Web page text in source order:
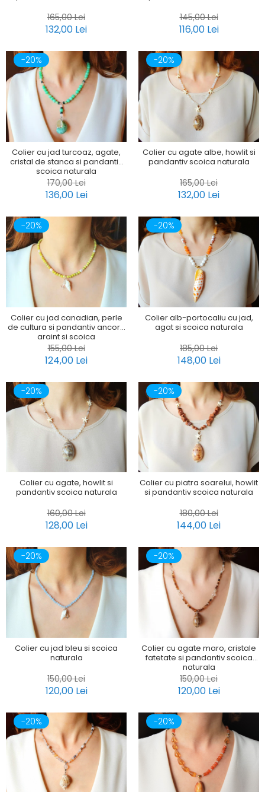
165,00 Lei
132,00 Lei
145,00 Lei
116,00 Lei
-20%
Colier cu jad turcoaz, agate,
cristal de stanca si pandantiv
scoica naturala
170,00 Lei
136,00 Lei
-20%
Colier cu agate albe, howlit si
pandantiv scoica naturala
165,00 Lei
132,00 Lei
-20%
Colier cu jad canadian, perle
de cultura si pandantiv ancora
argint si scoica
155,00 Lei
124,00 Lei
-20%
Colier alb-portocaliu cu jad,
agat si scoica naturala
185,00 Lei
148,00 Lei
-20%
Colier cu agate, howlit si
pandantiv scoica naturala
160,00 Lei
128,00 Lei
-20%
Colier cu piatra soarelui, howlit
si pandantiv scoica naturala
180,00 Lei
144,00 Lei
-20%
Colier cu jad bleu si scoica
naturala
150,00 Lei
120,00 Lei
-20%
Colier cu agate maro, cristale
fatetate si pandantiv scoica
naturala
150,00 Lei
120,00 Lei
-20% -20%